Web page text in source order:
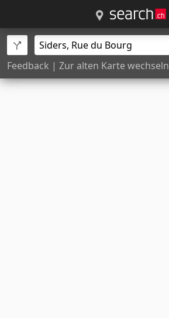
Feedback | Zur alten Karte wechseln